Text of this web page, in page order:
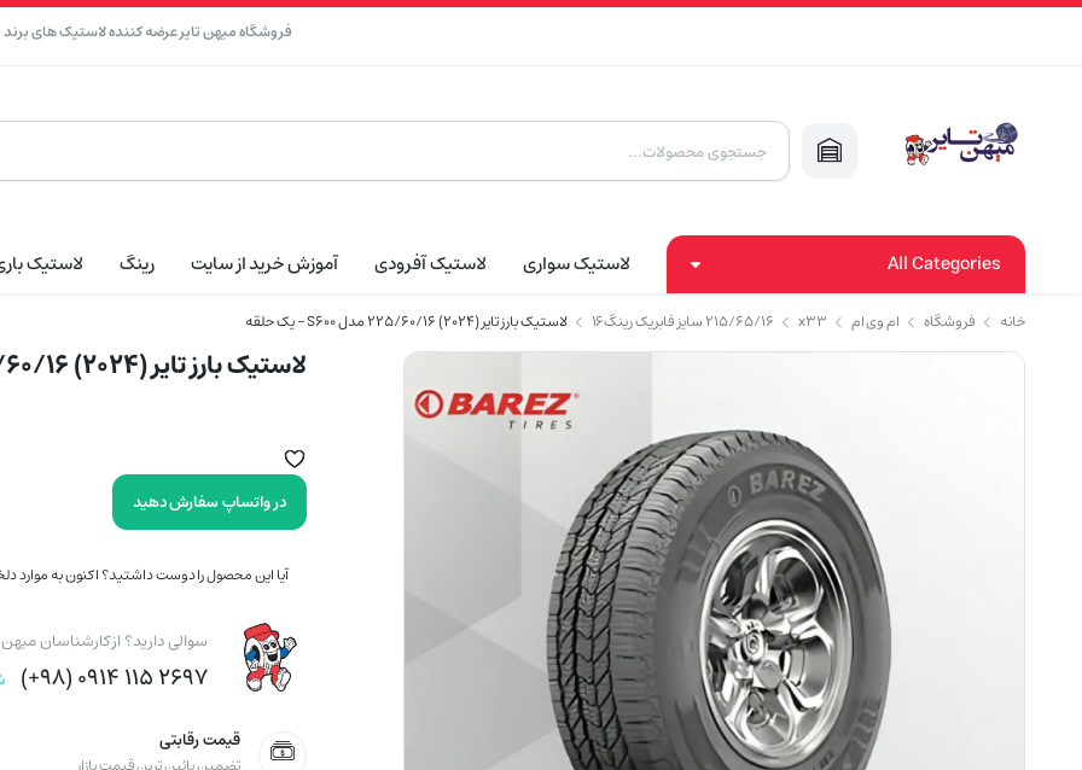
فروشگاه میهن تایر عرضه کننده لاستیک های
Products
search
All Categories لاستیک سواری لاستیک آفرودی آموزش خرید از سایت رینگ لاستیک
خانه فروشگاه ام وی ام x33 ۲۱۵/۶۵/۱۶ سایز فابریک رینگ۱۶ لاستیک بارز تایر (2024) 225/60/16 مدل S600 – یک حلقه
لاستیک بارز تایر (2024) 225/60/16 مدل S600 – یک حلقه
در واتساپ سفارش دهید
آیا این محصول را دوست داشتید؟ اکنون به موارد
سوالی دارید؟ از کارشناسان میهن
۲۶۹۷ ۱۱۵ ۰۹۱۴ (۹۸+)
قیمت رقابتی